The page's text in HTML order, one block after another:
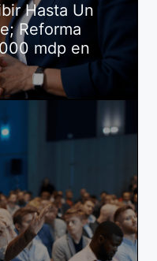
Hasta Un
Reforma
mdp en